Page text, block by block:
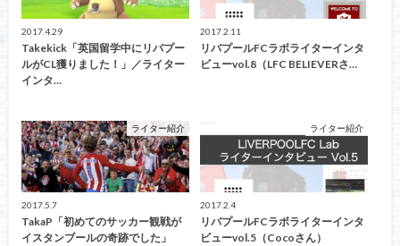
2017.4.29
Takekick「英国留学中にリバプー
ルがCL獲りました！」／ライター
インタ…
2017.2.11
リバプールFCラボライターインタ
ビューvol.8（LFC BELIEVERさ…
ライター紹介
2017.5.7
TakaP「初めてのサッカー観戦が
イスタンブールの奇跡でした」
ライター紹介
2017.2.4
リバプールFCラボライターインタ
ビューvol.5（Cocoさん）